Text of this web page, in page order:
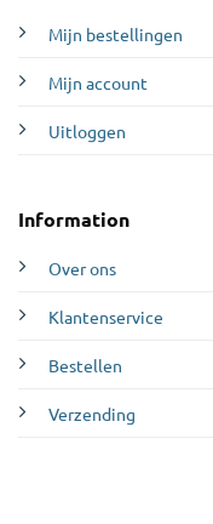
Mijn bestellingen
Mijn account
Uitloggen
Information
Over ons
Klantenservice
Bestellen
Verzending